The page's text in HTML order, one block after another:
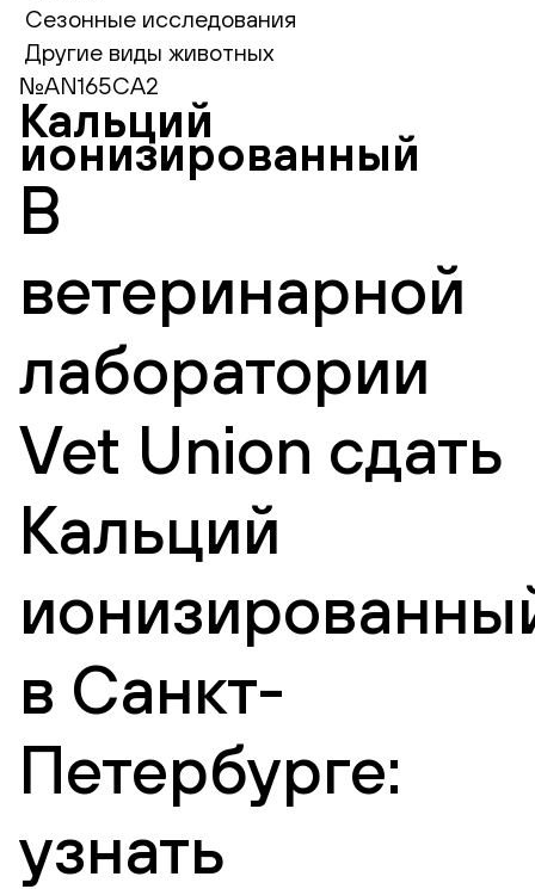
Сезонные исследования
Другие виды животных
№AN165CA2
Кальций
ионизированный
В
ветеринарной
лаборатории
Vet Union сдать
Кальций
в Санкт-
Петербурге:
узнать